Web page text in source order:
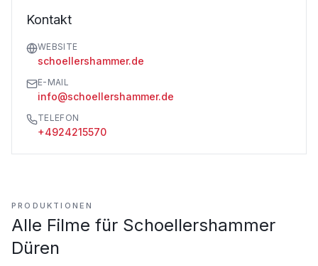
Kontakt
WEBSITE
schoellershammer.de
E-MAIL
info@schoellershammer.de
TELEFON
+4924215570
PRODUKTIONEN
Alle Filme für Schoellershammer
Düren